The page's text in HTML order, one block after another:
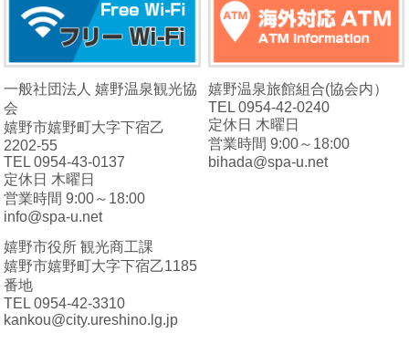
一般社団法人 嬉野温泉観光協
会
嬉野市嬉野町大字下宿乙
2202-55
TEL 0954-43-0137
定休日 木曜日
営業時間 9:00～18:00
info@spa-u.net
嬉野温泉旅館組合(協会内）
TEL 0954-42-0240
定休日 木曜日
営業時間 9:00～18:00
bihada@spa-u.net
嬉野市役所 観光商工課
嬉野市嬉野町大字下宿乙1185
番地
TEL 0954-42-3310
kankou@city.ureshino.lg.jp